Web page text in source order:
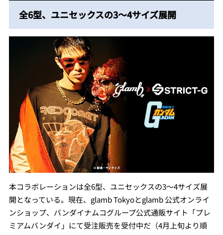
全6型、ユニセックスの3～4サイズ展開
本コラボレーションは全6型、ユニセックスの3～4サイズ展
開となっている。現在、glamb Tokyoとglamb 公式オンライ
ンショップ、バンダイナムコグループ公式通販サイト「プレ
ミアムバンダイ」にて受注販売を受付中だ（4月上旬より順